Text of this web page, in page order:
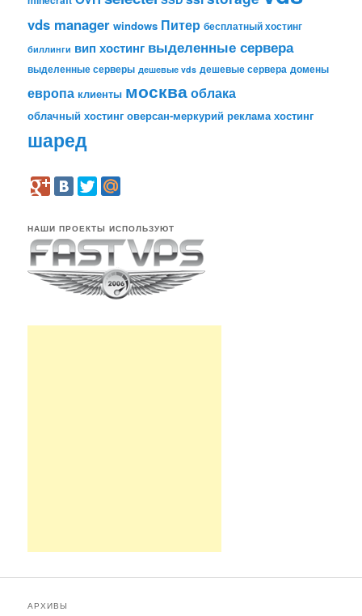
vds manager windows Питер бесплатный хостинг
биллинги вип хостинг выделенные сервера
выделенные серверы дешевые vds дешевые сервера домены
европа клиенты москваоблака
облачный хостинг оверсан-меркурий реклама хостинг
шаред
НАШИ ПРОЕКТЫ ИСПОЛЬЗУЮТ
АРХИВЫ